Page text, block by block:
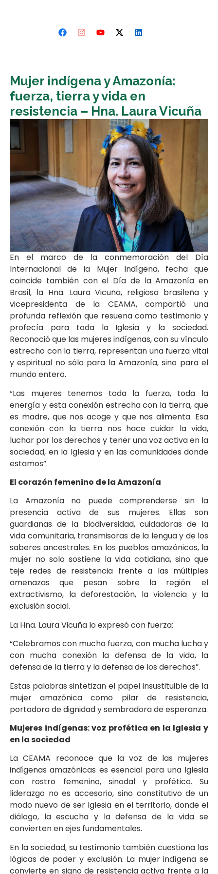
Mujer indígena y Amazonía:
fuerza, tierra y vida en
resistencia – Hna. Laura Vicuña
En el marco de la conmemoración del Día
Internacional de la Mujer Indígena, fecha que
coincide también con el Día de la Amazonía en
Brasil, la Hna. Laura Vicuña, religiosa brasileña y
vicepresidenta de la CEAMA, compartió una
profunda reflexión que resuena como testimonio y
profecía para toda la Iglesia y la sociedad.
Reconoció que las mujeres indígenas, con su vínculo
estrecho con la tierra, representan una fuerza vital
y espiritual no sólo para la Amazonía, sino para el
mundo entero.
“Las mujeres tenemos toda la fuerza, toda la
energía y esta conexión estrecha con la tierra, que
es madre, que nos acoge y que nos alimenta. Esa
conexión con la tierra nos hace cuidar la vida,
luchar por los derechos y tener una voz activa en la
sociedad, en la Iglesia y en las comunidades donde
estamos”.
El corazón femenino de la Amazonía
La Amazonía no puede comprenderse sin la
presencia activa de sus mujeres. Ellas son
guardianas de la biodiversidad, cuidadoras de la
vida comunitaria, transmisoras de la lengua y de los
saberes ancestrales. En los pueblos amazónicos, la
mujer no solo sostiene la vida cotidiana, sino que
teje redes de resistencia frente a las múltiples
amenazas que pesan sobre la región: el
extractivismo, la deforestación, la violencia y la
exclusión social.
La Hna. Laura Vicuña lo expresó con fuerza:
“Celebramos con mucha fuerza, con mucha lucha y
con mucha conexión la defensa de la vida, la
defensa de la tierra y la defensa de los derechos”.
Estas palabras sintetizan el papel insustituible de la
mujer amazónica como pilar de resistencia,
portadora de dignidad y sembradora de esperanza.
Mujeres indígenas: voz profética en la Iglesia y
en la sociedad
La CEAMA reconoce que la voz de las mujeres
indígenas amazónicas es esencial para una Iglesia
con rostro femenino, sinodal y profético. Su
liderazgo no es accesorio, sino constitutivo de un
modo nuevo de ser Iglesia en el territorio, donde el
diálogo, la escucha y la defensa de la vida se
convierten en ejes fundamentales.
En la sociedad, su testimonio también cuestiona las
lógicas de poder y exclusión. La mujer indígena se
convierte en signo de resistencia activa frente a la